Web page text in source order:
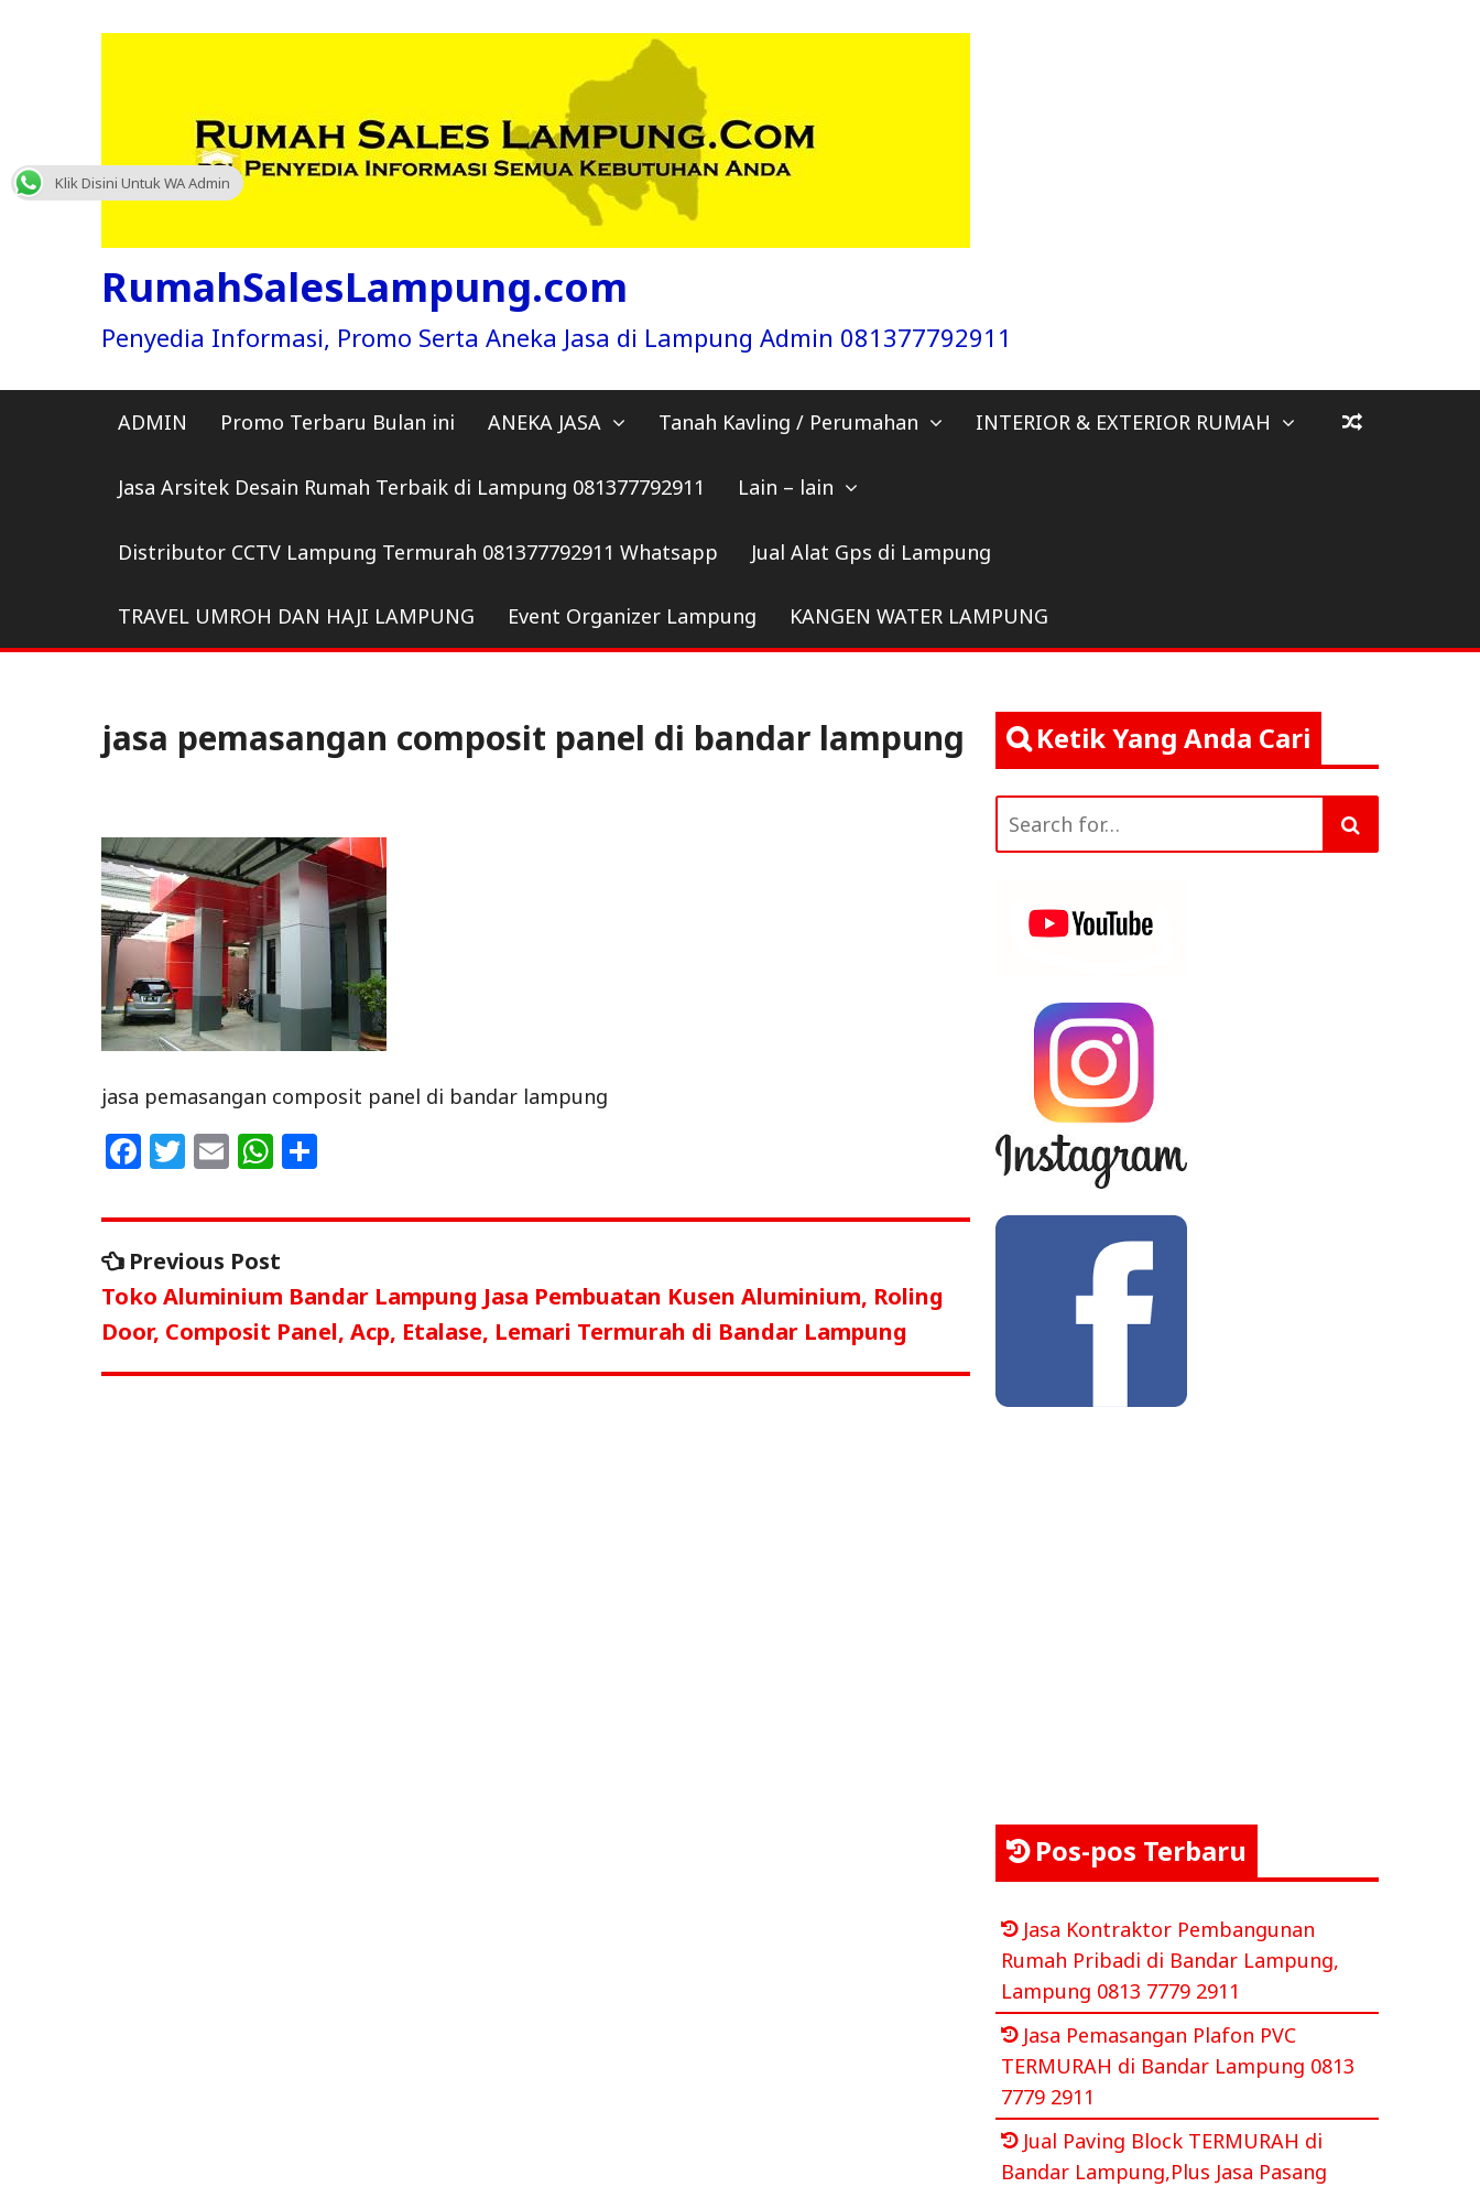
RumahSalesLampung.com
Penyedia Informasi, Promo Serta Aneka Jasa di Lampung Admin 081377792911
ADMIN Promo Terbaru Bulan ini ANEKA JASA Tanah Kavling / Perumahan INTERIOR & EXTERIOR RUMAH
Jasa Arsitek Desain Rumah Terbaik di Lampung 081377792911 Lain – lain
Distributor CCTV Lampung Termurah 081377792911 Whatsapp Jual Alat Gps di Lampung
TRAVEL UMROH DAN HAJI LAMPUNG Event Organizer Lampung KANGEN WATER LAMPUNG
jasa pemasangan composit panel di bandar lampung
jasa pemasangan composit panel di bandar lampung
F
c
e
b
o
o
T
itt
e
r
E
ai
l
W
at
s
A
p
p
ar
Navigasi
pos
Previous Post
post:
Toko Aluminium Bandar Lampung Jasa Pembuatan Kusen Aluminium, Roling
Door, Composit Panel, Acp, Etalase, Lemari Termurah di Bandar Lampung
Ketik Yang Anda Cari
for:
Pos-pos Terbaru
Jasa Kontraktor Pembangunan
Rumah Pribadi di Bandar Lampung,
Lampung 0813 7779 2911
Jasa Pemasangan Plafon PVC
TERMURAH di Bandar Lampung 0813
7779 2911
Jual Paving Block TERMURAH di
Bandar Lampung,Plus Jasa Pasang
Klik Disini Untuk WA Admin